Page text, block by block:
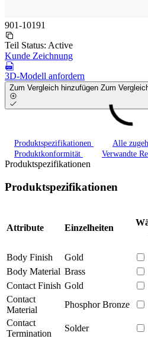
901-10191
Teil Status: Active
Kunde Zeichnung
3D-Modell anfordern
Zum Vergleich hinzufügen Zum
Produktspezifikationen
Alle
Produktkonformität
Verwandte
Produktspezifikationen
Produktspezifikationen
Attribute Einzelheiten
Body Finish
Gold
Body Material Brass
Contact Finish Gold
Contact
Material
Phosphor Bronze
Contact
Termination
Solder